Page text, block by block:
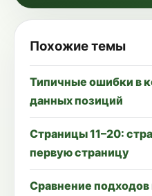
Похожие темы
Типичные ошибки в
данных позиций
Страницы 11–20:
первую страницу
Сравнение подходов